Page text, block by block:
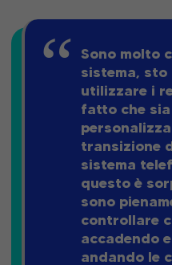
Sono molto
sistema, sto
utilizzare i
fatto che
transizione
sistema
questo è
sono
controllare
accadendo
andando le